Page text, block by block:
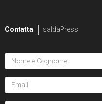
Contatta saldaPress